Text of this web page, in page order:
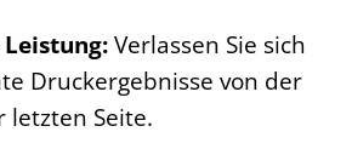
Verlassen Sie sich
Druckergebnisse von der
letzten Seite.